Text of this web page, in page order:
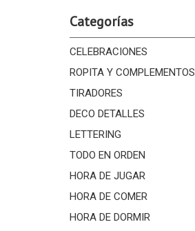
Categorías
CELEBRACIONES
ROPITA Y COMPLEMENTOS
TIRADORES
DECO DETALLES
LETTERING
TODO EN ORDEN
HORA DE JUGAR
HORA DE COMER
HORA DE DORMIR